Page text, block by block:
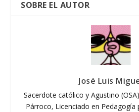
SOBRE EL AUTOR
José Luis
Sacerdote católico y Agustino
Párroco, Licenciado en Pedagogía